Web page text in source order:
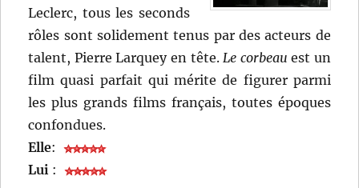
Leclerc, tous les seconds
rôles sont solidement tenus par des acteurs de
talent, Pierre Larquey en tête.Le corbeau est un
film quasi parfait qui mérite de figurer parmi
les plus grands films français, toutes époques
confondues.
Elle:
Lui :